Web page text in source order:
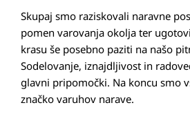
Skupaj smo raziskovali naravne
pomen varovanja okolja ter
krasu še posebno paziti na našo
Sodelovanje, iznajdljivost in
glavni pripomočki. Na koncu smo
značko varuhov narave.